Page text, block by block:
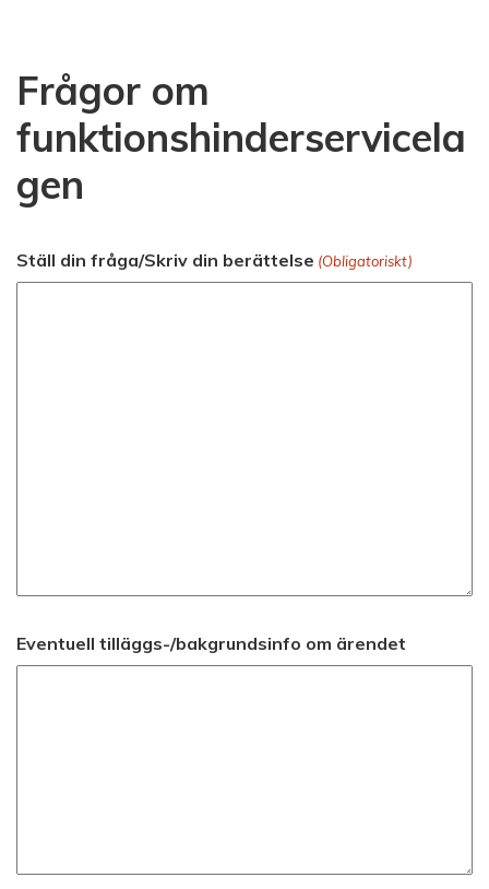
Frågor om
funktionshinderservicela
gen
Ställ din fråga/Skriv din berättelse (Obligatoriskt)
Eventuell tilläggs-/bakgrundsinfo om ärendet